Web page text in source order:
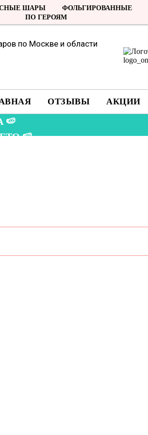
ШАРЫ ФОЛЬГИРОВАННЫЕ
ПО ГЕРОЯМ
по Москве и области
ОТЗЫВЫ АКЦИИ
🍉
🍉